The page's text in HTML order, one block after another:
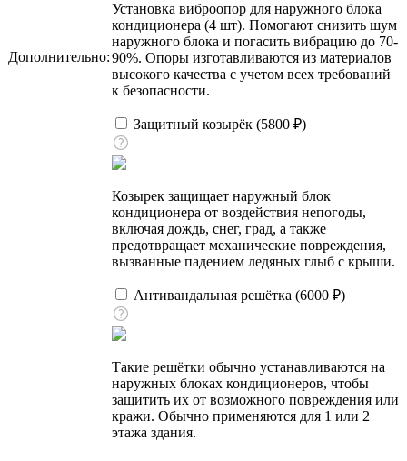
Дополнительно:
Установка виброопор для наружного блока
кондиционера (4 шт). Помогают снизить шум
наружного блока и погасить вибрацию до 70-
90%. Опоры изготавливаются из материалов
высокого качества с учетом всех требований
к безопасности.
Защитный козырёк (5800 ₽)
Козырек защищает наружный блок
кондиционера от воздействия непогоды,
включая дождь, снег, град, а также
предотвращает механические повреждения,
вызванные падением ледяных глыб с крыши.
Антивандальная решётка (6000 ₽)
Такие решётки обычно устанавливаются на
наружных блоках кондиционеров, чтобы
защитить их от возможного повреждения или
кражи. Обычно применяются для 1 или 2
этажа здания.